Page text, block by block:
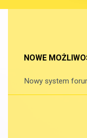
NOWE
Nowy system